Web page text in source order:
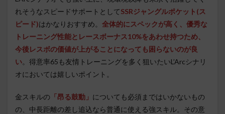
れそうなスピードサポートとしてSSRジャングルポケット(ス
ピード)はかなりおすすめ。 全体的にスペックが高く、優秀な
トレーニング性能とレースボーナス10%をあわせ持つため、
今後レスボの価値が上がることになっても困らないのが良
い。得意率65も友情トレーニングを多く狙いたいL’Arcシナリ
オにおいては嬉しいポイント。
金スキルの 「昂る鼓動」 についても必須まではいかないもの
の、中長距離の差し追込なら普通に使える強スキル。その意